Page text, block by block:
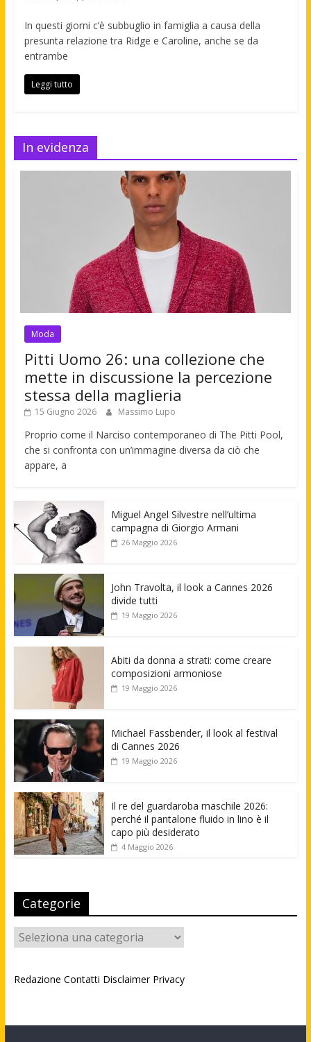
In questi giorni c’è subbuglio in famiglia a causa della
presunta relazione tra Ridge e Caroline, anche se da
entrambe
Leggi tutto
In evidenza
Moda
Pitti Uomo 26: una collezione che
mette in discussione la percezione
stessa della maglieria
15 Giugno 2026 Massimo Lupo
Proprio come il Narciso contemporaneo di The Pitti Pool,
che si confronta con un’immagine diversa da ciò che
appare, a
Miguel Angel Silvestre nell’ultima
campagna di Giorgio Armani
26 Maggio 2026
John Travolta, il look a Cannes 2026
divide tutti
19 Maggio 2026
Abiti da donna a strati: come creare
composizioni armoniose
19 Maggio 2026
Michael Fassbender, il look al festival
di Cannes 2026
19 Maggio 2026
Il re del guardaroba maschile 2026:
perché il pantalone fluido in lino è il
capo più desiderato
4 Maggio 2026
Categorie
Categorie
Redazione Contatti Disclaimer Privacy